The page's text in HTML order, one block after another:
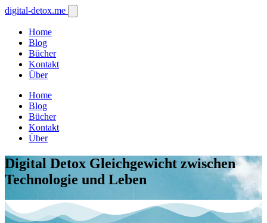
digital-detox.me
Home
Blog
Bücher
Kontakt
Über
Home
Blog
Bücher
Kontakt
Über
Digital Detox Gleichgewicht zwischen
Technologie und Leben